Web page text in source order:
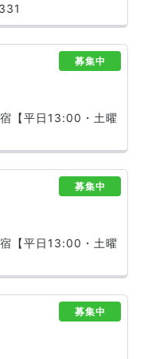
募集中
【平日13:00・土曜
募集中
【平日13:00・土曜
募集中